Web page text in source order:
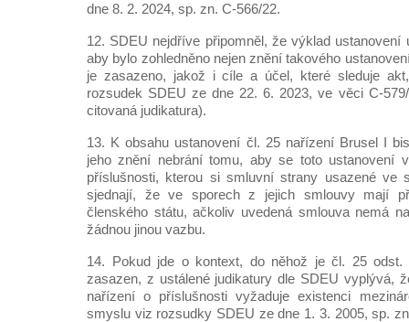
dne 8. 2. 2024, sp. zn. C-566/22.
12. SDEU nejdříve připomněl, že výklad ustanovení
aby bylo zohledněno nejen znění takového
je zasazeno, jakož i cíle a účel, které sleduje
rozsudek SDEU ze dne 22. 6. 2023, ve věci C-
citovaná judikatura).
13. K obsahu ustanovení čl. 25 nařízení Brusel I
jeho znění nebrání tomu, aby se toto ustanovení
příslušnosti, kterou si smluvní strany usazené ve
sjednají, že ve sporech z jejich smlouvy mají
členského státu, ačkoliv uvedená smlouva nemá
žádnou jinou vazbu.
14. Pokud jde o kontext, do něhož je čl. 25
zasazen, z ustálené judikatury dle SDEU vyplývá,
nařízení o příslušnosti vyžaduje existenci
smyslu viz rozsudky SDEU ze dne 1. 3. 2005, sp.